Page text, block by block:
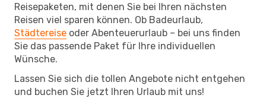
Reisepaketen, mit denen Sie bei Ihren nächsten
Reisen viel sparen können. Ob Badeurlaub,
Städtereise oder Abenteuerurlaub – bei uns finden
Sie das passende Paket für Ihre individuellen
Wünsche.
Lassen Sie sich die tollen Angebote nicht entgehen
und buchen Sie jetzt Ihren Urlaub mit uns!